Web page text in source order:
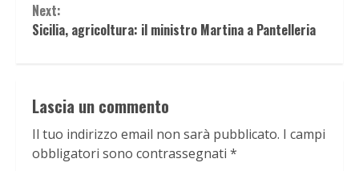
Next:
Sicilia, agricoltura: il ministro Martina a Pantelleria
Lascia un commento
Il tuo indirizzo email non sarà pubblicato. I campi
obbligatori sono contrassegnati *